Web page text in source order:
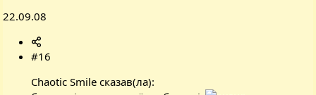
22.09.08
#16
Chaotic Smile сказав(ла):